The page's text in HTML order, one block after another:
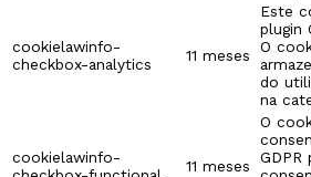
cookielawinfo-
checkbox-analytics
11 meses
Este
plugin
O
do
na
cookielawinfo-
11 meses
O
GDPR